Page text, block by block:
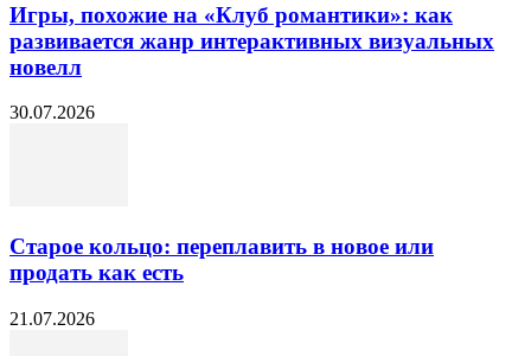
Игры, похожие на «Клуб романтики»: как
развивается жанр интерактивных визуальных
новелл
30.07.2026
Старое кольцо: переплавить в новое или
продать как есть
21.07.2026